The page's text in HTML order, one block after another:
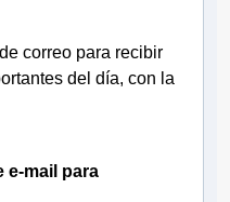
correo para recibir
del día, con la
e-mail para